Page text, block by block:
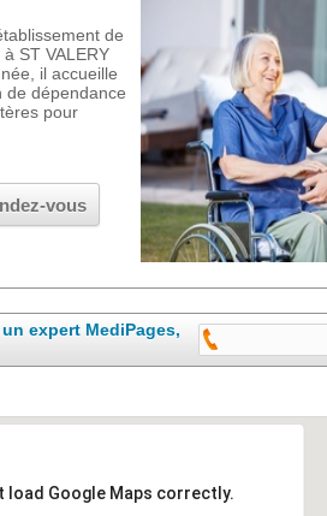
de
ST VALERY
il accueille
de dépendance
pour
vous
expert MediPages,
load Google Maps correctly.